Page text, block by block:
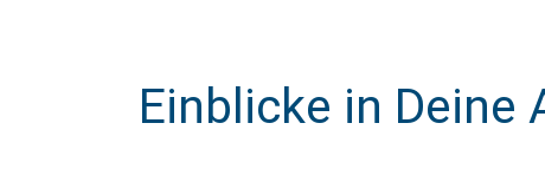
Einblicke in Deine